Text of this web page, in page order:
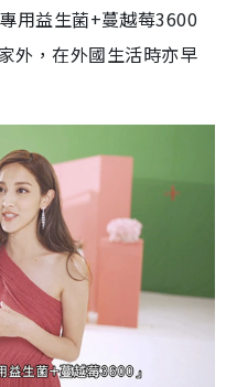
用益生菌+蔓越莓3600
外，在外國生活時亦早